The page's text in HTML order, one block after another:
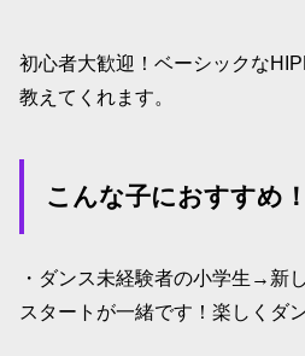
初心者大歓迎！ベーシックな
教えてくれます。
こんな子におすすめ！
・ダンス未経験者の小学生→新
スタートが一緒です！楽しくダ